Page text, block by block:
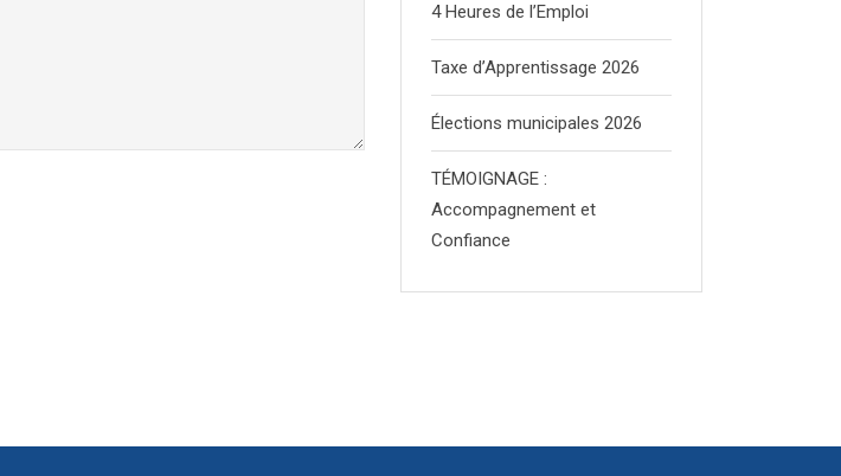
4 Heures de l’Emploi
Taxe d’Apprentissage 2026
Élections municipales 2026
TÉMOIGNAGE :
Accompagnement et
Confiance